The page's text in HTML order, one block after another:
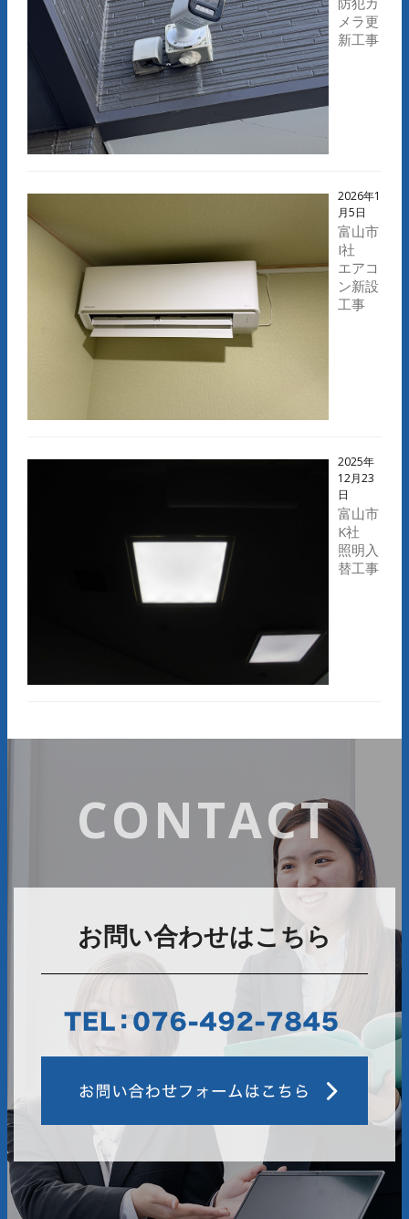
メラ更
新工事
2026年1
月5日
富山市
I社
エアコ
ン新設
工事
2025年
12月23
日
富山市
K社
照明入
替工事
CONTACT
お問い合わせはこちら